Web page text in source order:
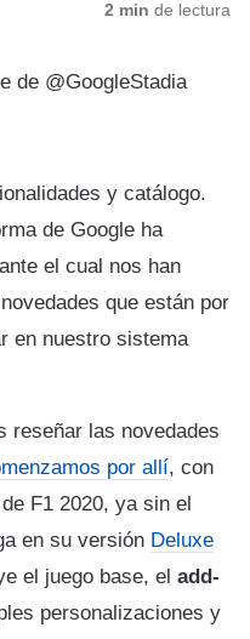
2 min de lectura
de @GoogleStadia
y catálogo.
de Google ha
el cual nos han
que están por
en nuestro sistema
reseñar las novedades
por allí, con
F1 2020, ya sin el
en su versión Deluxe
el juego base, el add-
personalizaciones y